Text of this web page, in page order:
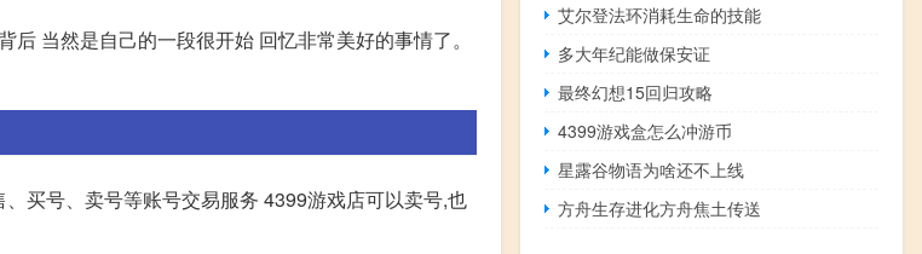
当然是自己的一段很开始 回忆非常美好的事情了。
买号、卖号等账号交易服务 4399游戏店可以卖号,也
艾尔登法环消耗生命的技能
多大年纪能做保安证
最终幻想15回归攻略
4399游戏盒怎么冲游币
星露谷物语为啥还不上线
方舟生存进化方舟焦土传送